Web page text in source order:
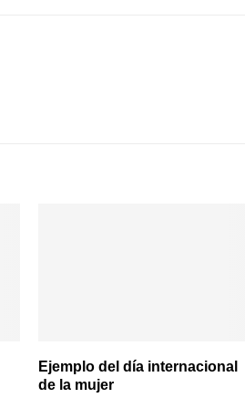
Ejemplo del día internacional
de la mujer